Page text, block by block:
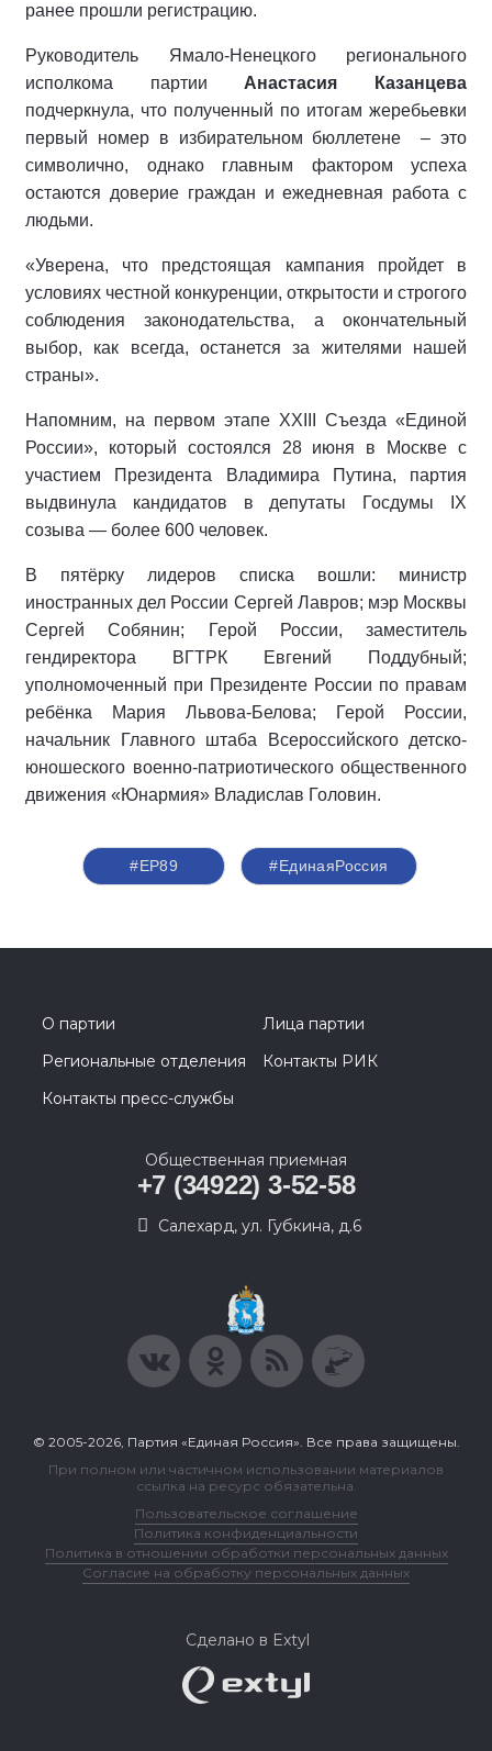
ранее прошли регистрацию.
Руководитель Ямало-Ненецкого регионального
исполкома партии Анастасия Казанцева
подчеркнула, что полученный по итогам жеребьевки
первый номер в избирательном бюллетене
– это
символично, однако главным фактором успеха
остаются доверие граждан и ежедневная работа с
людьми.
«Уверена, что предстоящая кампания пройдет в
условиях честной конкуренции, открытости и строгого
соблюдения законодательства, а окончательный
выбор, как всегда, останется за жителями нашей
страны».
Напомним, на первом этапе XXIII Съезда «Единой
России», который состоялся 28 июня в Москве с
участием Президента Владимира Путина, партия
выдвинула кандидатов в депутаты Госдумы IX
созыва — более 600 человек.
В пятёрку лидеров списка вошли: министр
иностранных дел России Сергей Лавров; мэр Москвы
Сергей Собянин; Герой России, заместитель
гендиректора ВГТРК Евгений Поддубный;
уполномоченный при Президенте России по правам
ребёнка Мария Львова-Белова; Герой России,
начальник Главного штаба Всероссийского детско-
юношеского военно-патриотического общественного
движения «Юнармия» Владислав Головин.
#ЕР89 #‎ЕдинаяРоссия
О партии
Лица партии
Региональные отделения
Контакты РИК
Контакты пресс-службы
Общественная приемная
+7 (34922) 3-52-58
Салехард, ул. Губкина, д.6
© 2005-2026, Партия «Единая Россия». Все права защищены.
При полном или частичном использовании материалов
ссылка на ресурс обязательна.
Пользовательское соглашение
Политика конфиденциальности
Политика в отношении обработки персональных данных
Согласие на обработку персональных данных
Сделано в Extyl